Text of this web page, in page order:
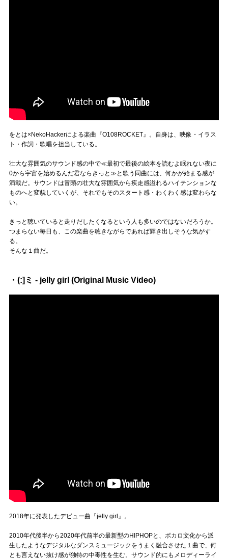
をとは×NekoHackerによる楽曲『O108ROCKET』。自身は、映像・イラス
ト・作詞・歌唱を担当している。
壮大な雰囲気のサウンド感の中で≪最初で最後の絵本を読むよ眠れない夜に
0から宇宙を始めるんだ君ならきっと≫と歌う同曲には、何かが始まる感が
満載だ。サウンドは冒頭の壮大な雰囲気から疾走感溢れるハイテンションな
ものへと変貌していくが、それでもそのスタート感・わくわく感は変わらな
い。
きっと聴いていると走りだしたくなるという人も多いのではないだろうか。
つまらない毎日も、この楽曲を聴きながらであれば輝き出しそうな気がす
る。
そんな１曲だ。
・(:]ミ - jelly girl (Original Music Video)
2018年に発表したデビュー曲『jelly girl』。
2010年代後半から2020年代前半の最新型のHIPHOPと、ボカロ文化から派
生したようなデジタルなダンスミュージックをうまく融合させた１曲で、何
とも言えない抜け感が独特の中毒性を生む。サウンド的にもメロディーライ